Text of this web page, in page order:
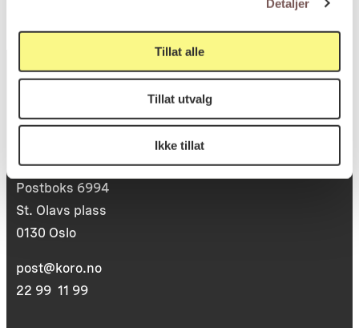
Detaljer
Tillat alle
Tillat utvalg
Ikke tillat
Postadresse
Postboks 6994
St. Olavs plass
0130 Oslo
post@koro.no
22 99 11 99